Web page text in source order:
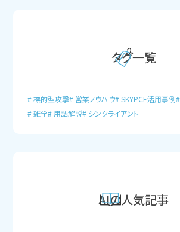
タグ一覧
標的型攻撃 営業ノウハウ SKYPCE活用事例
雑学
用語解説 シンクライアント
AIの人気記事